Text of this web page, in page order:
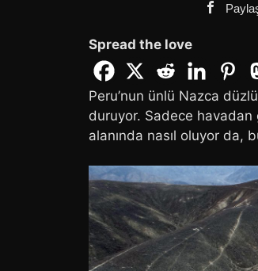
Spread the love
Peru’nun ünlü Nazca
duruyor. Sadece havadan
alanında nasıl oluyor da,